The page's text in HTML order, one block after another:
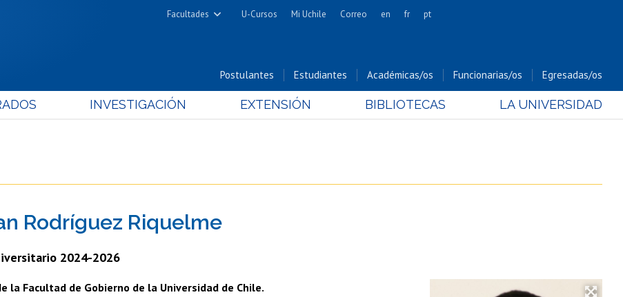
Facultades
Cs. Físicas y Matemáticas
Cs. Forestales y Conservación
Cs. Químicas y Farmacéuticas
Cs. Sociales
Estudios Avanzados en Educación
U-Cursos Mi Uchile Correo en fr pt
Postulantes Estudiantes Académicas/os Funcionarias/os Egresadas/os
INVESTIGACIÓN EXTENSIÓN BIBLIOTECAS LA UNIVERSIDAD
Rodríguez Riquelme
2024-2026
la Facultad de Gobierno de la Universidad de Chile.